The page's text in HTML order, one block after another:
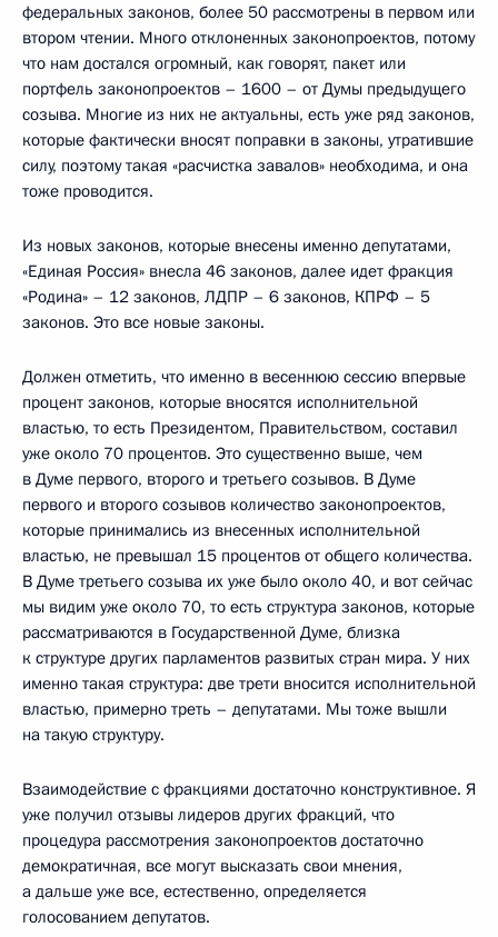
федеральных законов, более 50 рассмотрены в первом или
втором чтении. Много отклоненных законопроектов, потому
что нам достался огромный, как говорят, пакет или
портфель законопроектов – 1600 – от Думы предыдущего
созыва. Многие из них не актуальны, есть уже ряд законов,
которые фактически вносят поправки в законы, утратившие
силу, поэтому такая «расчистка завалов» необходима, и она
тоже проводится.
Из новых законов, которые внесены именно депутатами,
«Единая Россия» внесла 46 законов, далее идет фракция
«Родина» – 12 законов, ЛДПР – 6 законов, КПРФ – 5
законов. Это все новые законы.
Должен отметить, что именно в весеннюю сессию впервые
процент законов, которые вносятся исполнительной
властью, то есть Президентом, Правительством, составил
уже около 70 процентов. Это существенно выше, чем
в Думе первого, второго и третьего созывов. В Думе
первого и второго созывов количество законопроектов,
которые принимались из внесенных исполнительной
властью, не превышал 15 процентов от общего количества.
В Думе третьего созыва их уже было около 40, и вот сейчас
мы видим уже около 70, то есть структура законов, которые
рассматриваются в Государственной Думе, близка
к структуре других парламентов развитых стран мира. У них
именно такая структура: две трети вносится исполнительной
властью, примерно треть – депутатами. Мы тоже вышли
на такую структуру.
Взаимодействие с фракциями достаточно конструктивное. Я
уже получил отзывы лидеров других фракций, что
процедура рассмотрения законопроектов достаточно
демократичная, все могут высказать свои мнения,
а дальше уже все, естественно, определяется
голосованием депутатов.